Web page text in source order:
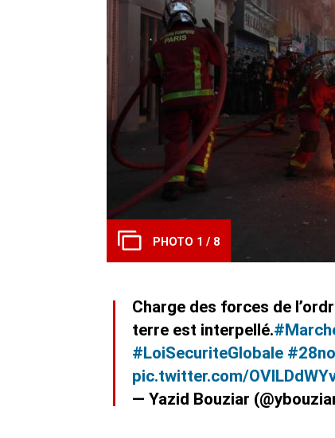
PHOTO 1 / 8
Charge des forces de
terre est interpellé.
#LoiSecuriteGlobale
pic.twitter.com/
— Yazid Bouziar